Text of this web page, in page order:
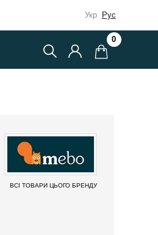
Укр Рус
0
ВСІ ТОВАРИ ЦЬОГО БРЕНДУ